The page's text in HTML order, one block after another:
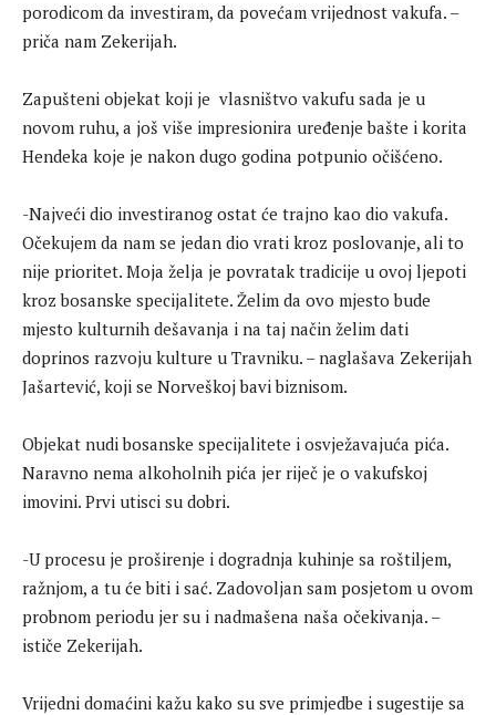
porodicom da investiram, da povećam vrijednost vakufa. –
priča nam Zekerijah.
Zapušteni objekat koji je vlasništvo vakufu sada je u
novom ruhu, a još više impresionira uređenje bašte i korita
Hendeka koje je nakon dugo godina potpunio očišćeno.
-Najveći dio investiranog ostat će trajno kao dio vakufa.
Očekujem da nam se jedan dio vrati kroz poslovanje, ali to
nije prioritet. Moja želja je povratak tradicije u ovoj ljepoti
kroz bosanske specijalitete. Želim da ovo mjesto bude
mjesto kulturnih dešavanja i na taj način želim dati
doprinos razvoju kulture u Travniku. – naglašava Zekerijah
Jašartević, koji se Norveškoj bavi biznisom.
Objekat nudi bosanske specijalitete i osvježavajuća pića.
Naravno nema alkoholnih pića jer riječ je o vakufskoj
imovini. Prvi utisci su dobri.
-U procesu je proširenje i dogradnja kuhinje sa roštiljem,
ražnjom, a tu će biti i sać. Zadovoljan sam posjetom u ovom
probnom periodu jer su i nadmašena naša očekivanja. –
ističe Zekerijah.
Vrijedni domaćini kažu kako su sve primjedbe i sugestije sa